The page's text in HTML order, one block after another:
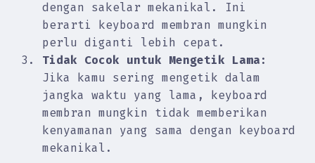
dengan sakelar mekanikal. Ini
berarti keyboard membran mungkin
perlu diganti lebih cepat.
Tidak Cocok untuk Mengetik Lama:
Jika kamu sering mengetik dalam
jangka waktu yang lama, keyboard
membran mungkin tidak memberikan
kenyamanan yang sama dengan keyboard
mekanikal.